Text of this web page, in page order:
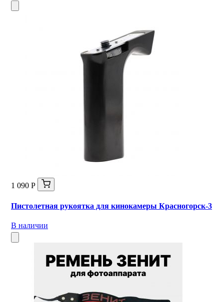
1 090 Р
Пистолетная рукоятка для кинокамеры Красногорск-3
В наличии